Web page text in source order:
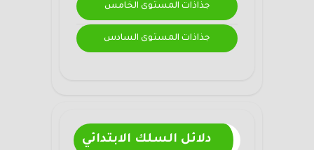
جذاذات المستوى الخامس
جذاذات المستوى السادس
دلائل السلك الابتدائي